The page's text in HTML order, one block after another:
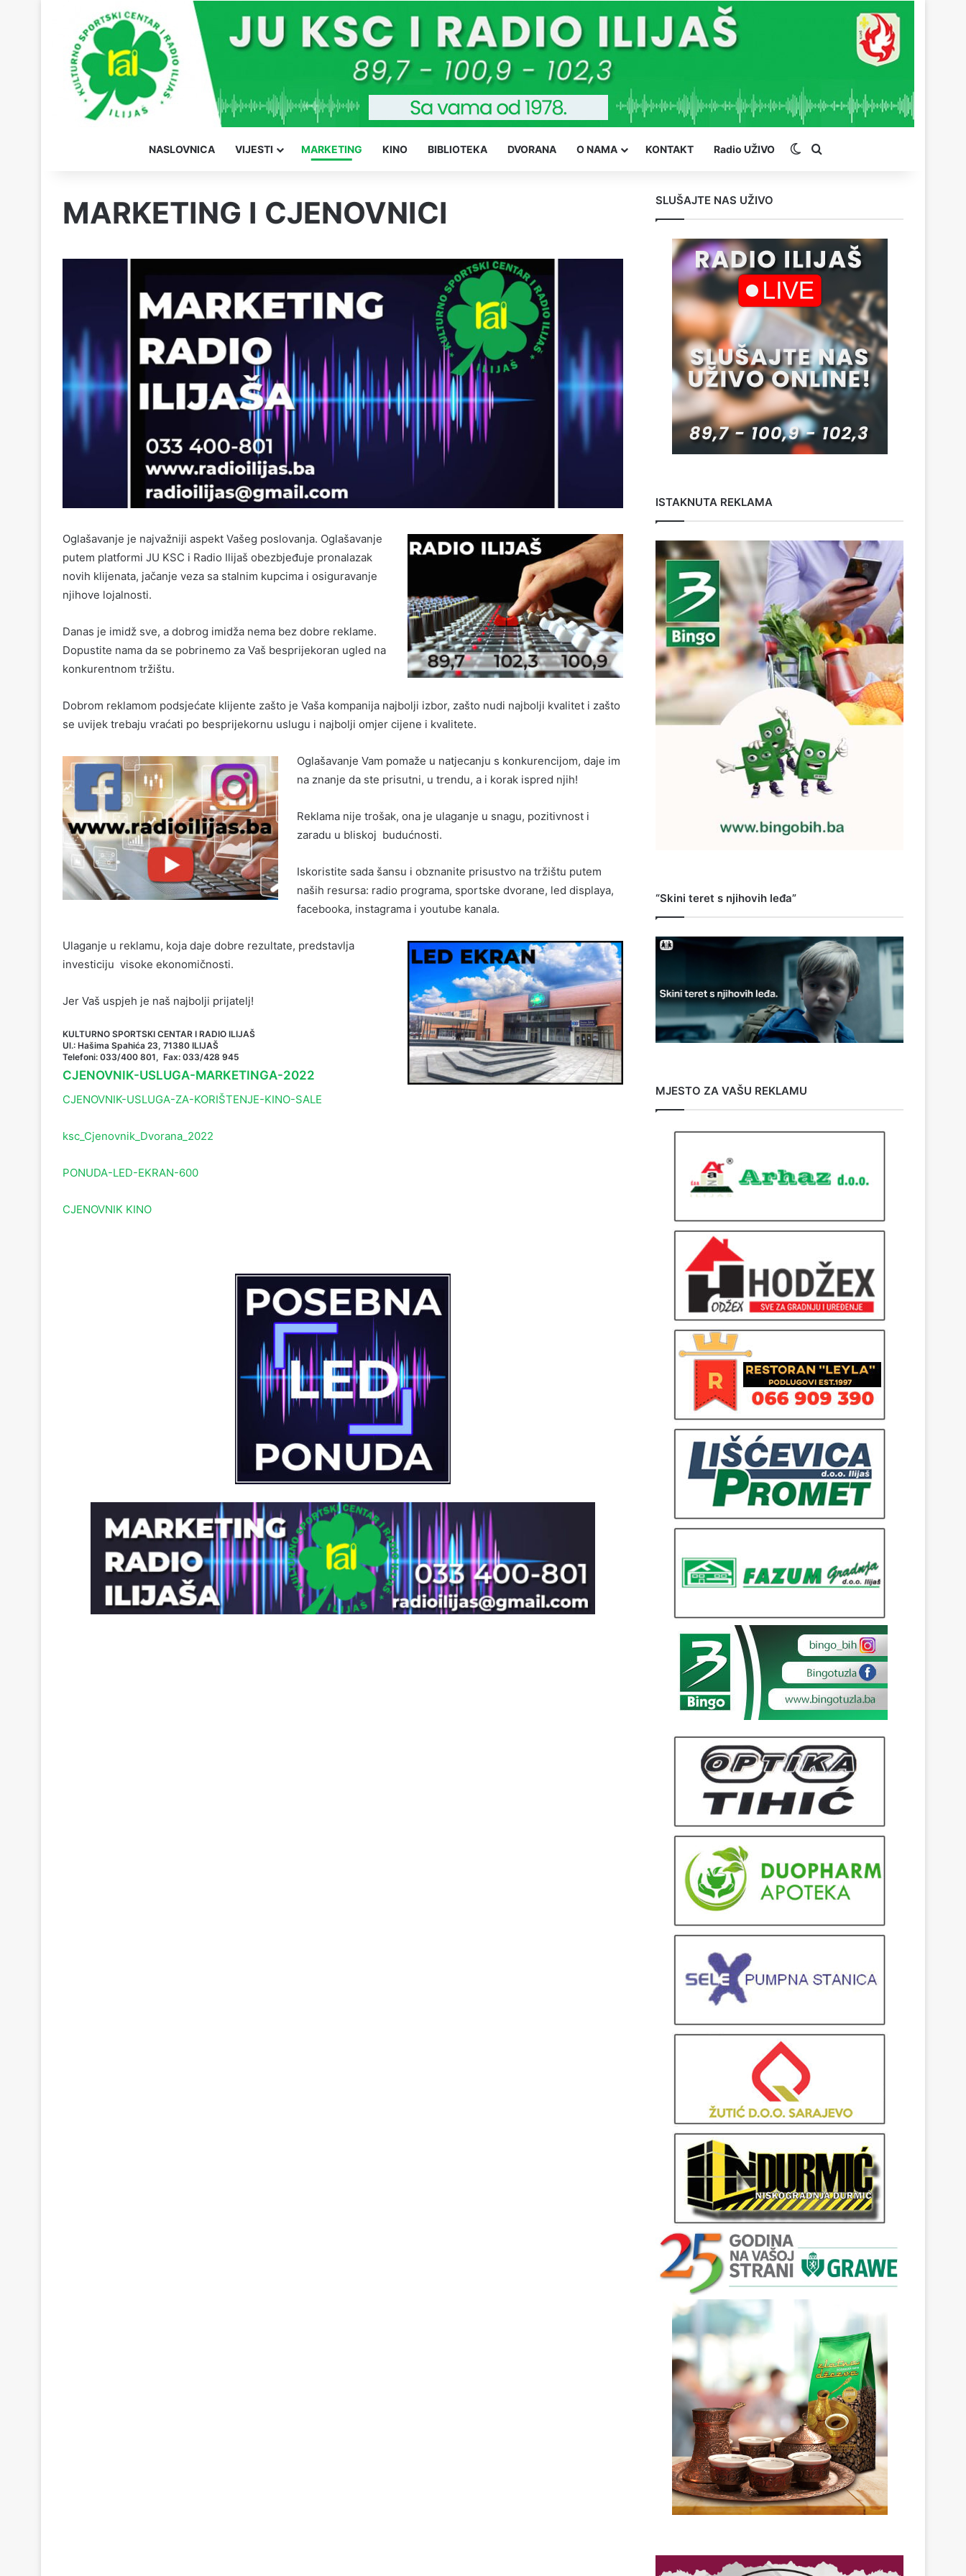
NASLOVNICA VIJESTI MARKETING KINO BIBLIOTEKA DVORANA O NAMA KONTAKT Radio UŽIVO Switch skin
MARKETING I CJENOVNICI
Oglašavanje je najvažniji aspekt Vašeg poslovanja. Oglašavanje
putem platformi JU KSC i Radio Ilijaš obezbjeđuje pronalazak
novih klijenata, jačanje veza sa stalnim kupcima i osiguravanje
njihove lojalnosti.
Danas je imidž sve, a dobrog imidža nema bez dobre reklame.
Dopustite nama da se pobrinemo za Vaš besprijekoran ugled na
konkurentnom tržištu.
Dobrom reklamom podsjećate klijente zašto je Vaša kompanija najbolji izbor, zašto nudi najbolji kvalitet i zašto
se uvijek trebaju vraćati po besprijekornu uslugu i najbolji omjer cijene i kvalitete.
Oglašavanje Vam pomaže u natjecanju s konkurencijom, daje im
na znanje da ste prisutni, u trendu, a i korak ispred njih!
Reklama nije trošak, ona je ulaganje u snagu, pozitivnost i
zaradu u bliskoj budućnosti.
Iskoristite sada šansu i obznanite prisustvo na tržištu putem
naših resursa: radio programa, sportske dvorane, led displaya,
facebooka, instagrama i youtube kanala.
Ulaganje u reklamu, koja daje dobre rezultate, predstavlja
investiciju visoke ekonomičnosti.
Jer Vaš uspjeh je naš najbolji prijatelj!
KULTURNO SPORTSKI CENTAR I RADIO ILIJAŠ
Ul.: Hašima Spahića 23, 71380 ILIJAŠ
Telefoni: 033/400 801, Fax: 033/428 945
CJENOVNIK-USLUGA-MARKETINGA-2022
CJENOVNIK-USLUGA-ZA-KORIŠTENJE-KINO-SALE
ksc_Cjenovnik_Dvorana_2022
PONUDA-LED-EKRAN-600
CJENOVNIK KINO
SLUŠAJTE NAS UŽIVO
ISTAKNUTA REKLAMA
“Skini teret s njihovih leđa”
MJESTO ZA VAŠU REKLAMU